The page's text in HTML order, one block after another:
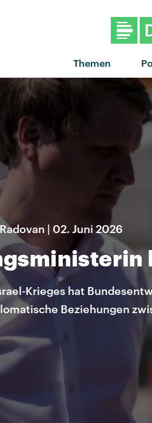
Themen
| 02. Juni 2026
Krieges hat
Beziehungen